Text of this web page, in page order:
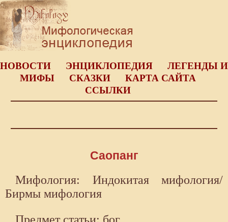
НОВОСТИ ЭНЦИКЛОПЕДИЯ
ЛЕГЕНДЫ И
МИФЫ
СКАЗКИ
КАРТА САЙТА
ССЫЛКИ
Саопанг
Мифология: Индокитая мифология/
Бирмы мифология